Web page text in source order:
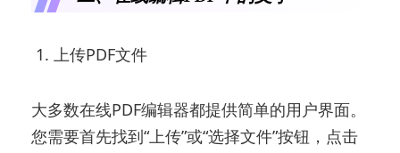
1. 上传PDF文件
大多数在线PDF编辑器都提供简单的用户界面。
您需要首先找到“上传”或“选择文件”按钮，点击